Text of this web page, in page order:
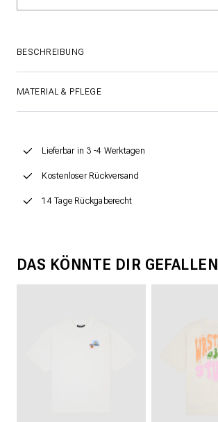
BESCHREIBUNG
MATERIAL & PFLEGE
Lieferbar in 3 -4 Werktagen
Kostenloser Rückversand
14 Tage Rückgaberecht
DAS KÖNNTE DIR GEFALLEN